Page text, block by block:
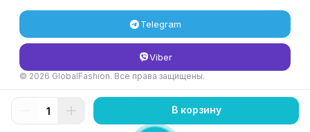
Telegram
Viber
© 2026 GlobalFashion. Все права защищены.
Условия возврата и обмена товара
В корзину